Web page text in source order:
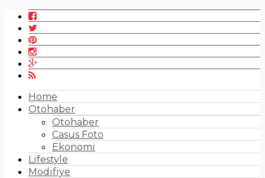
Home
Otohaber
Otohaber
Casus Foto
Ekonomi
Lifestyle
Modifiye